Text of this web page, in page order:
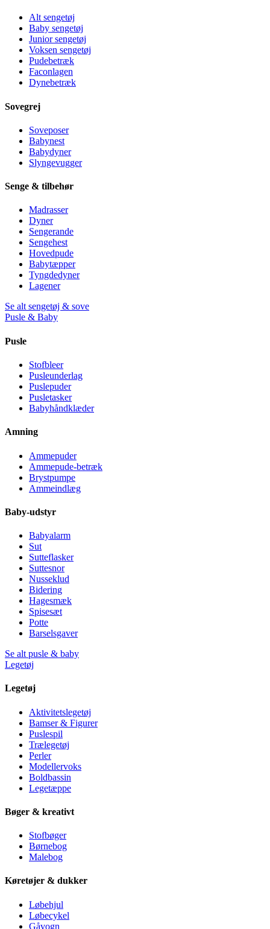
Alt sengetøj
Baby sengetøj
Junior sengetøj
Voksen sengetøj
Pudebetræk
Faconlagen
Dynebetræk
Sovegrej
Soveposer
Babynest
Babydyner
Slyngevugger
Senge & tilbehør
Madrasser
Dyner
Sengerande
Sengehest
Hovedpude
Babytæpper
Tyngdedyner
Lagener
Se alt sengetøj & sove
Pusle & Baby
Pusle
Stofbleer
Pusleunderlag
Puslepuder
Pusletasker
Babyhåndklæder
Amning
Ammepuder
Ammepude-betræk
Brystpumpe
Ammeindlæg
Baby-udstyr
Babyalarm
Sut
Sutteflasker
Suttesnor
Nusseklud
Bidering
Hagesmæk
Spisesæt
Potte
Barselsgaver
Se alt pusle & baby
Legetøj
Legetøj
Aktivitetslegetøj
Bamser & Figurer
Puslespil
Trælegetøj
Perler
Modellervoks
Boldbassin
Legetæppe
Bøger & kreativt
Stofbøger
Børnebog
Malebog
Køretøjer & dukker
Løbehjul
Løbecykel
Gåvogn